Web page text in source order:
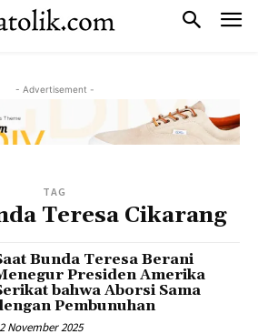
- Advertisement -
TAG
Teresa Cikarang
Bunda Teresa Berani
Presiden Amerika
bahwa Aborsi Sama
Pembunuhan
November 2025